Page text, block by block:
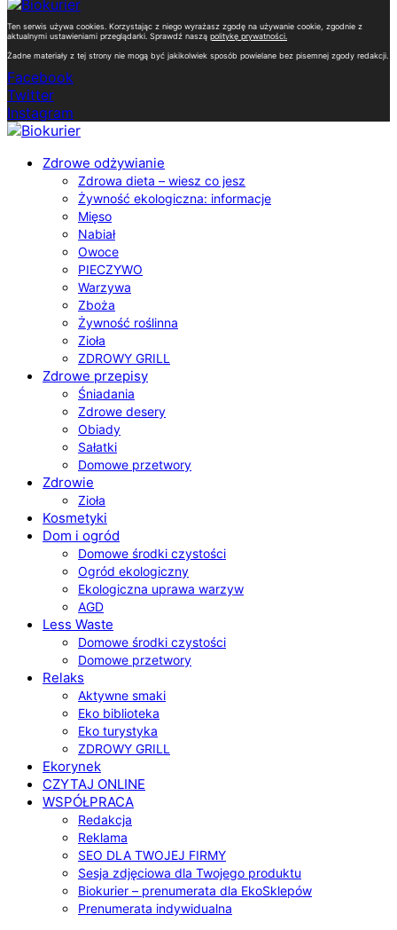
Ten serwis używa cookies. Korzystając z niego wyrażasz zgodę na używanie cookie, zgodnie z
aktualnymi ustawieniami przeglądarki. Sprawdź naszą politykę prywatności.
Żadne materiały z tej strony nie mogą być jakikolwiek sposób powielane bez pisemnej zgody redakcji.
Facebook
Twitter
Instagram
Zdrowe odżywianie
Zdrowa dieta – wiesz co jesz
Żywność ekologiczna: informacje
Mięso
Nabiał
Owoce
PIECZYWO
Warzywa
Zboża
Żywność roślinna
Zioła
ZDROWY GRILL
Zdrowe przepisy
Śniadania
Zdrowe desery
Obiady
Sałatki
Domowe przetwory
Zdrowie
Zioła
Kosmetyki
Dom i ogród
Domowe środki czystości
Ogród ekologiczny
Ekologiczna uprawa warzyw
AGD
Less Waste
Domowe środki czystości
Domowe przetwory
Relaks
Aktywne smaki
Eko biblioteka
Eko turystyka
ZDROWY GRILL
Ekorynek
CZYTAJ ONLINE
WSPÓŁPRACA
Redakcja
Reklama
SEO DLA TWOJEJ FIRMY
Sesja zdjęciowa dla Twojego produktu
Biokurier – prenumerata dla EkoSklepów
Prenumerata indywidualna